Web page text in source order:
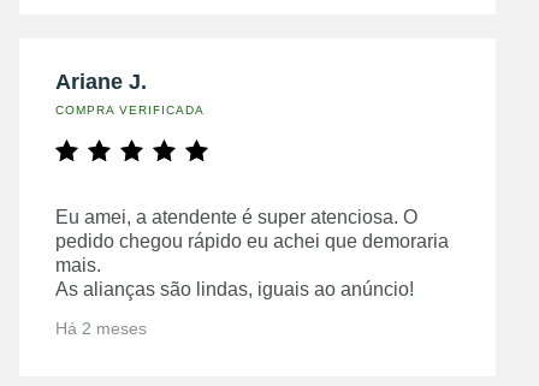
Ariane J.
COMPRA VERIFICADA
Eu amei, a atendente é super atenciosa. O
pedido chegou rápido eu achei que demoraria
mais.
As alianças são lindas, iguais ao anúncio!
Há 2 meses